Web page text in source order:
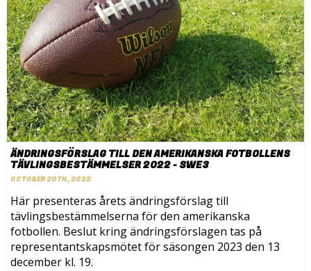
ÄNDRINGSFÖRSLAG TILL DEN AMERIKANSKA FOTBOLLENS
TÄVLINGSBESTÄMMELSER 2022 - SWE3
OCTOBER 20TH, 2022
Här presenteras årets ändringsförslag till
tävlingsbestämmelserna för den amerikanska
fotbollen. Beslut kring ändringsförslagen tas på
representantskapsmötet för säsongen 2023 den 13
december kl. 19.